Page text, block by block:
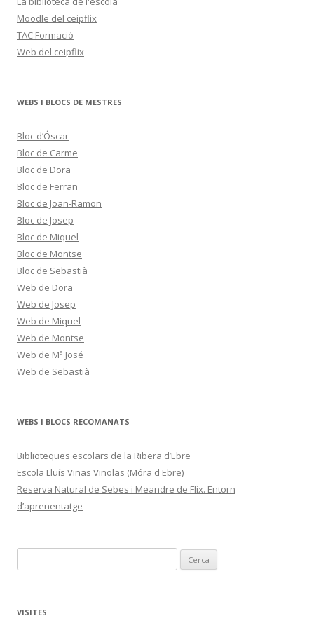
Moodle del ceipflix
TAC Formació
Web del ceipflix
WEBS I BLOCS DE MESTRES
Bloc d’Óscar
Bloc de Carme
Bloc de Dora
Bloc de Ferran
Bloc de Joan-Ramon
Bloc de Josep
Bloc de Miquel
Bloc de Montse
Bloc de Sebastià
Web de Dora
Web de Josep
Web de Miquel
Web de Montse
Web de Mª José
Web de Sebastià
WEBS I BLOCS RECOMANATS
Biblioteques escolars de la Ribera d’Ebre
Escola Lluís Viñas Viñolas (Móra d'Ebre)
Reserva Natural de Sebes i Meandre de Flix. Entorn
d’aprenentatge
e
c
VISITES